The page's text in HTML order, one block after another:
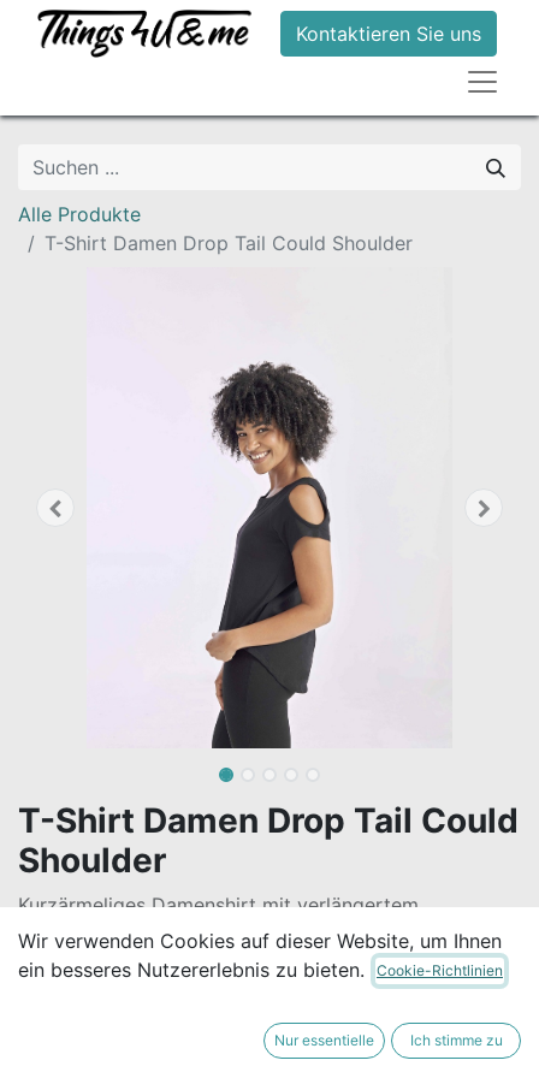
Kontaktieren Sie uns
Alle Produkte
T-Shirt Damen Drop Tail Could Shoulder
T-Shirt Damen Drop Tail Could
Shoulder
Kurzärmeliges Damenshirt mit verlängertem
Rückenteil, Raglan-Ärmeln und modischen Öffnungen
an den Schultern. Aus fairen Arbeitsbedingungen und
umweltschonender Herstellung (Oeko-Tex 100), vegan.
Alle Preise inkl. MwSt.zzgl.
Wir verwenden Cookies auf dieser Website, um Ihnen
ein besseres Nutzererlebnis zu bieten.
Cookie-Richtlinien
Nur essentielle Ich stimme zu